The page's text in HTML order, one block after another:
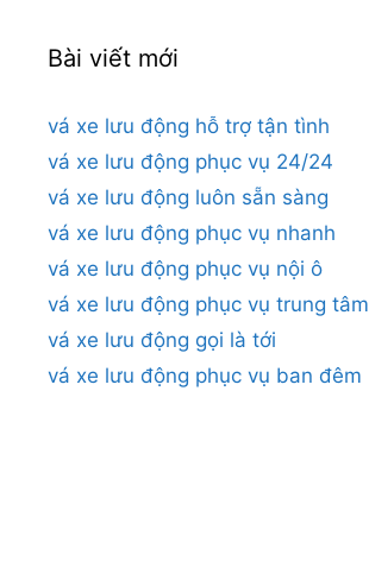
Bài viết mới
vá xe lưu động hỗ trợ tận tình
vá xe lưu động phục vụ 24/24
vá xe lưu động luôn sẵn sàng
vá xe lưu động phục vụ nhanh
vá xe lưu động phục vụ nội ô
vá xe lưu động phục vụ trung tâm
vá xe lưu động gọi là tới
vá xe lưu động phục vụ ban đêm